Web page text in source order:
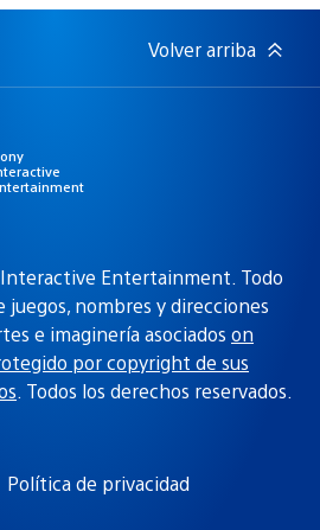
Volver arriba
Entertainment. Todo
nombres y direcciones
e imaginería asociados on
por copyright de sus
. Todos los derechos reservados.
Política de privacidad